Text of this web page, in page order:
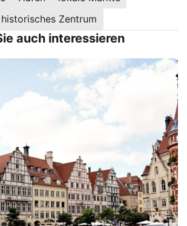
historisches Zentrum
auch interessieren